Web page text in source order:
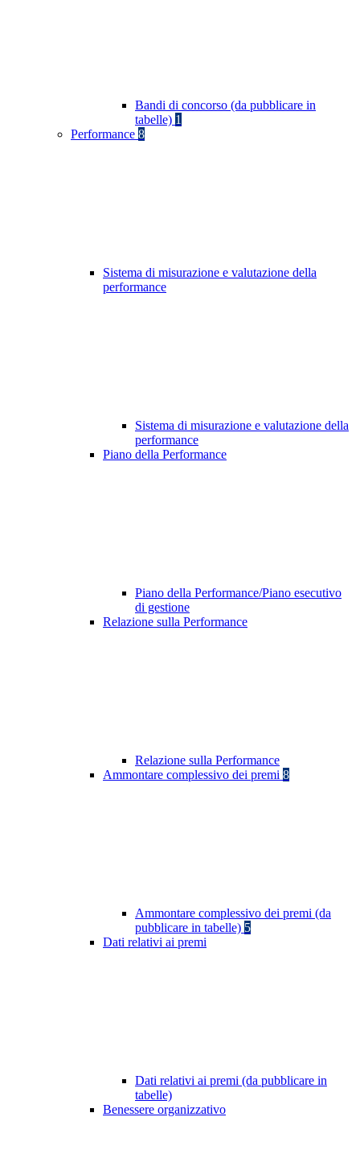
Bandi di concorso (da pubblicare in
tabelle) 1
Performance 8
Sistema di misurazione e valutazione della
performance
Sistema di misurazione e valutazione della
performance
Piano della Performance
Piano della Performance/Piano esecutivo
di gestione
Relazione sulla Performance
Relazione sulla Performance
Ammontare complessivo dei premi 8
Ammontare complessivo dei premi (da
pubblicare in tabelle) 5
Dati relativi ai premi
Dati relativi ai premi (da pubblicare in
tabelle)
Benessere organizzativo